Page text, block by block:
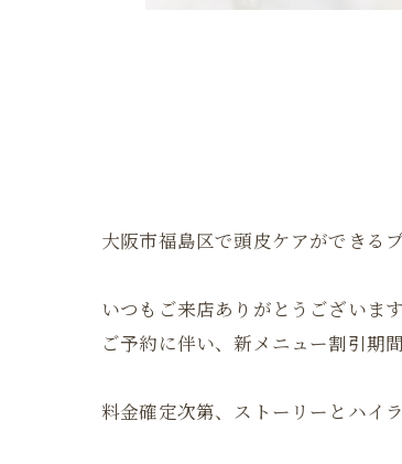
大阪市福島区で頭皮ケアができる
いつもご来店ありがとうございま
ご予約に伴い、新メニュー割引期
料金確定次第、ストーリーとハイ